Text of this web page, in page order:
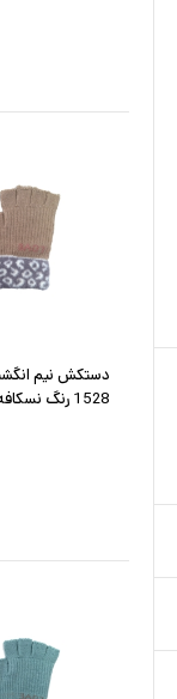
1528 رنگ نسکافه ای